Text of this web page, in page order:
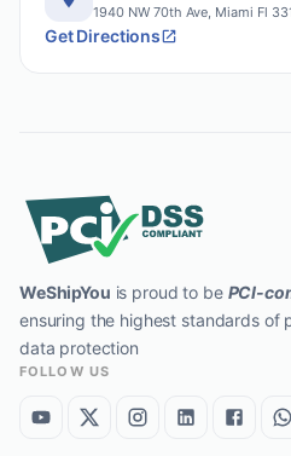
1940 NW 70th Ave, Miami Fl
Get Directions
WeShipYou is proud to be PCI-
ensuring the highest standards of
data protection
FOLLOW US